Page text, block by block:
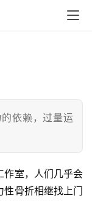
依赖，过量运
作室，人们几乎会
骨折相继找上门